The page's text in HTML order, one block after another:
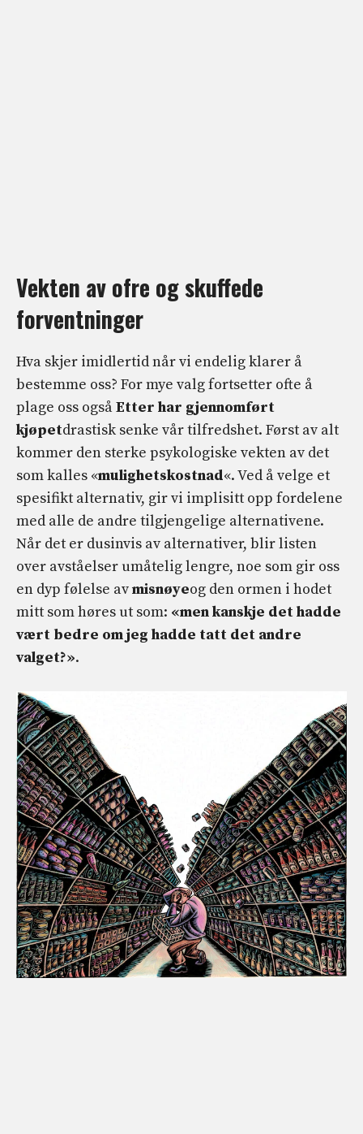
Vekten av ofre og skuffede
forventninger
Hva skjer imidlertid når vi endelig klarer å
bestemme oss? For mye valg fortsetter ofte å
plage oss ogsåEtter har gjennomført
kjøpetdrastisk senke vår tilfredshet. Først av alt
kommer den sterke psykologiske vekten av det
som kalles «mulighetskostnad«. Ved å velge et
spesifikt alternativ, gir vi implisitt opp fordelene
med alle de andre tilgjengelige alternativene.
Når det er dusinvis av alternativer, blir listen
over avståelser umåtelig lengre, noe som gir oss
en dyp følelse avmisnøyeog den ormen i hodet
mitt som høres ut som: «men kanskje det hadde
vært bedre om jeg hadde tatt det andre
valget?».